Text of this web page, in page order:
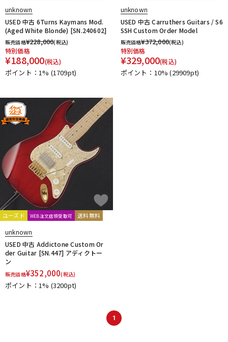
unknown
USED 中古 6Turns Kaymans Mod.
(Aged White Blonde) [SN.240602]
販売価格¥228,000(税込)
特別価格
¥188,000(税込)
ポイント：1% (1709pt)
unknown
USED 中古 Carruthers Guitars / S6
SSH Custom Order Model
販売価格¥372,000(税込)
特別価格
¥329,000(税込)
ポイント：10%(29909pt)
ユーズド WEB注文店頭受取可 送料無料
unknown
USED 中古 Addictone Custom Or
der Guitar [SN.447] アディクトー
ン
販売価格¥352,000(税込)
ポイント：1% (3200pt)
1